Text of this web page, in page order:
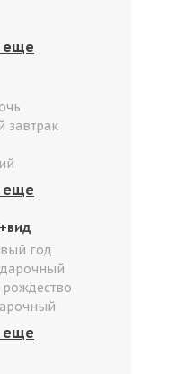
завтрак
год
рождество